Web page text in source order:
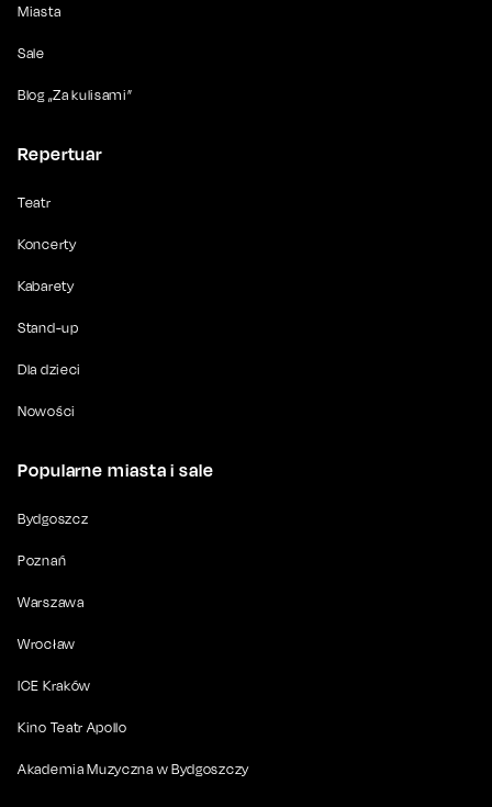
Miasta
Sale
Blog „Za kulisami”
Repertuar
Teatr
Koncerty
Kabarety
Stand-up
Dla dzieci
Nowości
Popularne miasta i sale
Bydgoszcz
Poznań
Warszawa
Wrocław
ICE Kraków
Kino Teatr Apollo
Akademia Muzyczna w Bydgoszczy